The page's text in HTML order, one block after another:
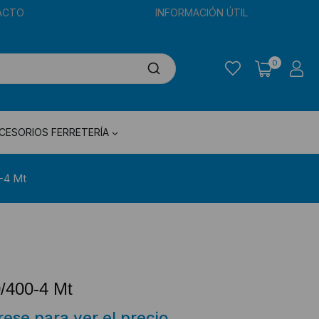
INFORMACIÓN ÚTIL
0
FERRETERÍA
4 Mt
400-4 Mt